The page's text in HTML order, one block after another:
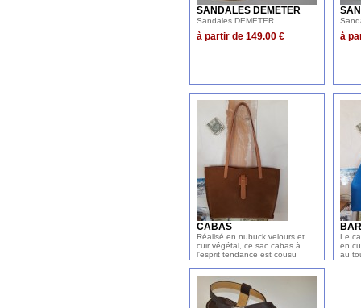
SANDALES DEMETER
Sandales DEMETER
à partir de 149.00 € à
CABAS
Réalisé en nubuck velours et
cuir végétal, ce sac cabas à
l'esprit tendance est cousu
extérieur pour une finition
artisanale. Dimensions l/h/p :
45/35/10 cm
à partir de 139.00 €
Le
en
au